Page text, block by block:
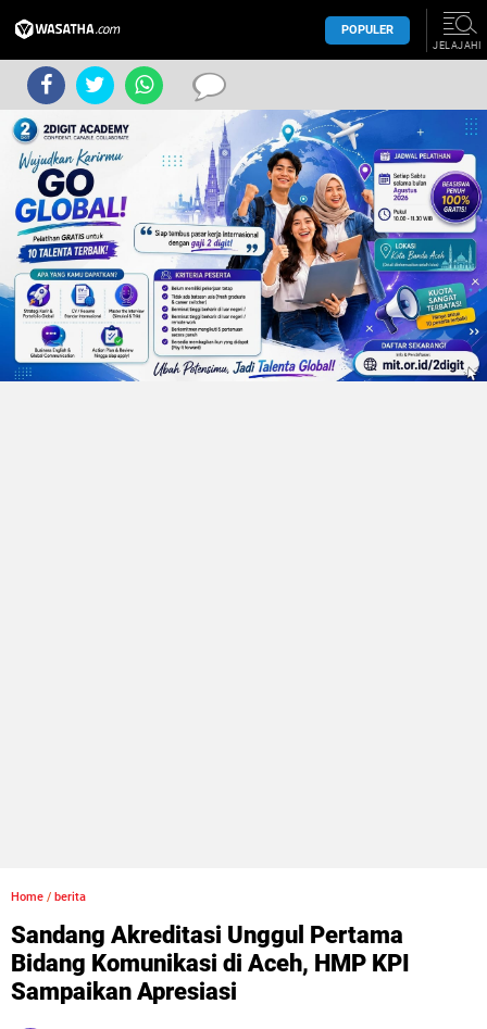
POPULER
JELAJAHI
Home / berita
Sandang Akreditasi Unggul Pertama
Bidang Komunikasi di Aceh, HMP KPI
Sampaikan Apresiasi